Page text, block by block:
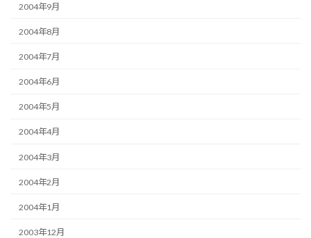
2004年9月
2004年8月
2004年7月
2004年6月
2004年5月
2004年4月
2004年3月
2004年2月
2004年1月
2003年12月